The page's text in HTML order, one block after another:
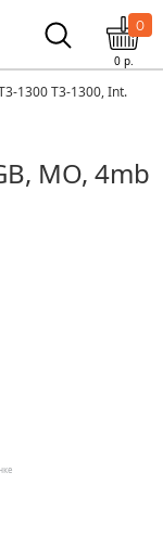
0
0р.
1300 T3-1300, Int.
MO, 4mb